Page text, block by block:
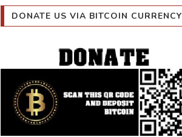
DONATE US VIA BITCOIN CURRENCY